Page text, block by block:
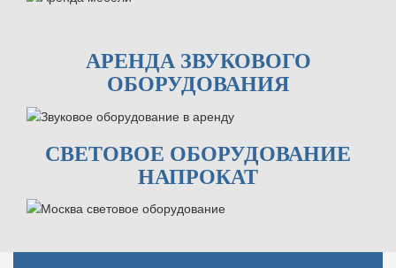
АРЕНДА ЗВУКОВОГО
ОБОРУДОВАНИЯ
СВЕТОВОЕ ОБОРУДОВАНИЕ
НАПРОКАТ